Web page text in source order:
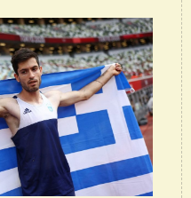
Ντούσκου στην